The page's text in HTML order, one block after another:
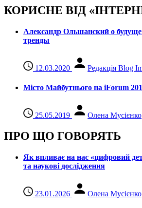
КОРИСНЕ ВІД
Александр Ольшанский о
тренды
12.03.2020 Редакція Blog
Місто Майбутнього на iForum
25.05.2019 Олена Мусієнко
ПРО ЩО ГОВОРЯТЬ
Як впливає на нас «цифровий
та наукові дослідження
23.01.2026 Олена Мусієнко